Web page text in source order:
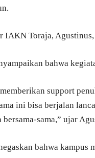
IAKN Toraja,
bahwa
support
ini bisa berjalan
bersama-sama,” ujar
bahwa